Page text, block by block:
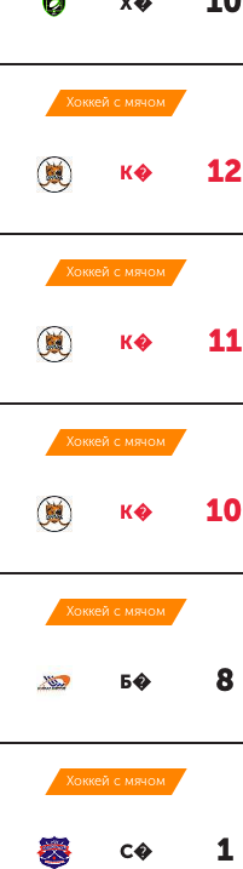
Х�
Хоккей с мячом
К� 12
Хоккей с мячом
К� 11
Хоккей с мячом
К� 10
Хоккей с мячом
Б� 8
Хоккей с мячом
С� 1